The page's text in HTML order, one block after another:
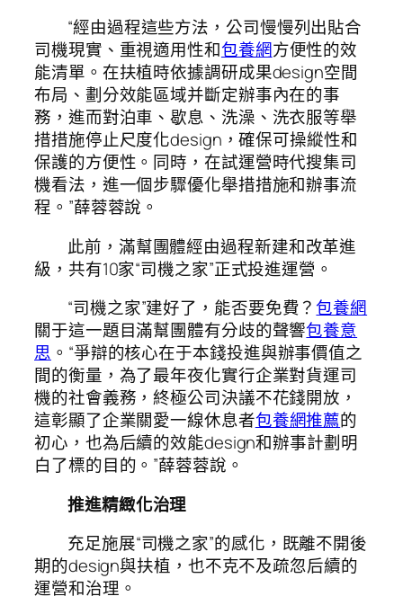
“經由過程這些方法，公司慢慢列出貼合
司機現實、重視適用性和包養網方便性的效
能清單。在扶植時依據調研成果design空間
布局、劃分效能區域并斷定辦事內在的事
務，進而對泊車、歇息、洗澡、洗衣服等舉
措措施停止尺度化design，確保可操縱性和
保護的方便性。同時，在試運營時代搜集司
機看法，進一個步驟優化舉措措施和辦事流
程。”薛蓉蓉說。
此前，滿幫團體經由過程新建和改革進
級，共有10家“司機之家”正式投進運營。
“司機之家”建好了，能否要免費？包養網
關于這一題目滿幫團體有分歧的聲響包養意
思 。“爭辯的核心在于本錢投進與辦事價值之
間的衡量，為了最年夜化實行企業對貨運司
機的社會義務，終極公司決議不花錢開放，
這彰顯了企業關愛一線休息者包養網推薦的
初心，也為后續的效能design和辦事計劃明
白了標的目的。”薛蓉蓉說。
推進精緻化治理
充足施展“司機之家”的感化，既離不開後
期的design與扶植，也不克不及疏忽后續的
運營和治理。